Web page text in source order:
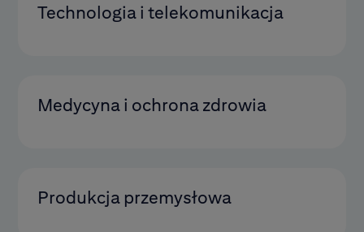
Technologia i telekomunikacja
Medycyna i ochrona zdrowia
Produkcja przemysłowa